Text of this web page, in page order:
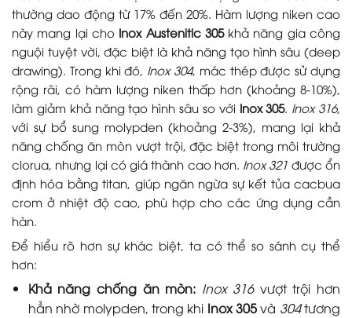
thường dao động từ 17% đến 20%. Hàm lượng niken cao
này mang lại cho Inox Austenitic 305khả năng gia công
nguội tuyệt vời, đặc biệt là khả năng tạo hình sâu (deep
drawing). Trong khi đó, Inox 304, mác thép được sử dụng
rộng rãi, có hàm lượng niken thấp hơn (khoảng 8-10%),
làm giảm khả năng tạo hình sâu so với Inox 305. Inox 316,
với sự bổ sung molypden (khoảng 2-3%), mang lại khả
năng chống ăn mòn vượt trội, đặc biệt trong môi trường
clorua, nhưng lại có giá thành cao hơn. Inox 321 được ổn
định hóa bằng titan, giúp ngăn ngừa sự kết tủa cacbua
crom ở nhiệt độ cao, phù hợp cho các ứng dụng cần
hàn.
Để hiểu rõ hơn sự khác biệt, ta có thể so sánh cụ thể
hơn:
Khả năng chống ăn mòn: Inox 316vượt trội hơn
hẳn nhờ molypden, trong khi Inox 305và 304tương